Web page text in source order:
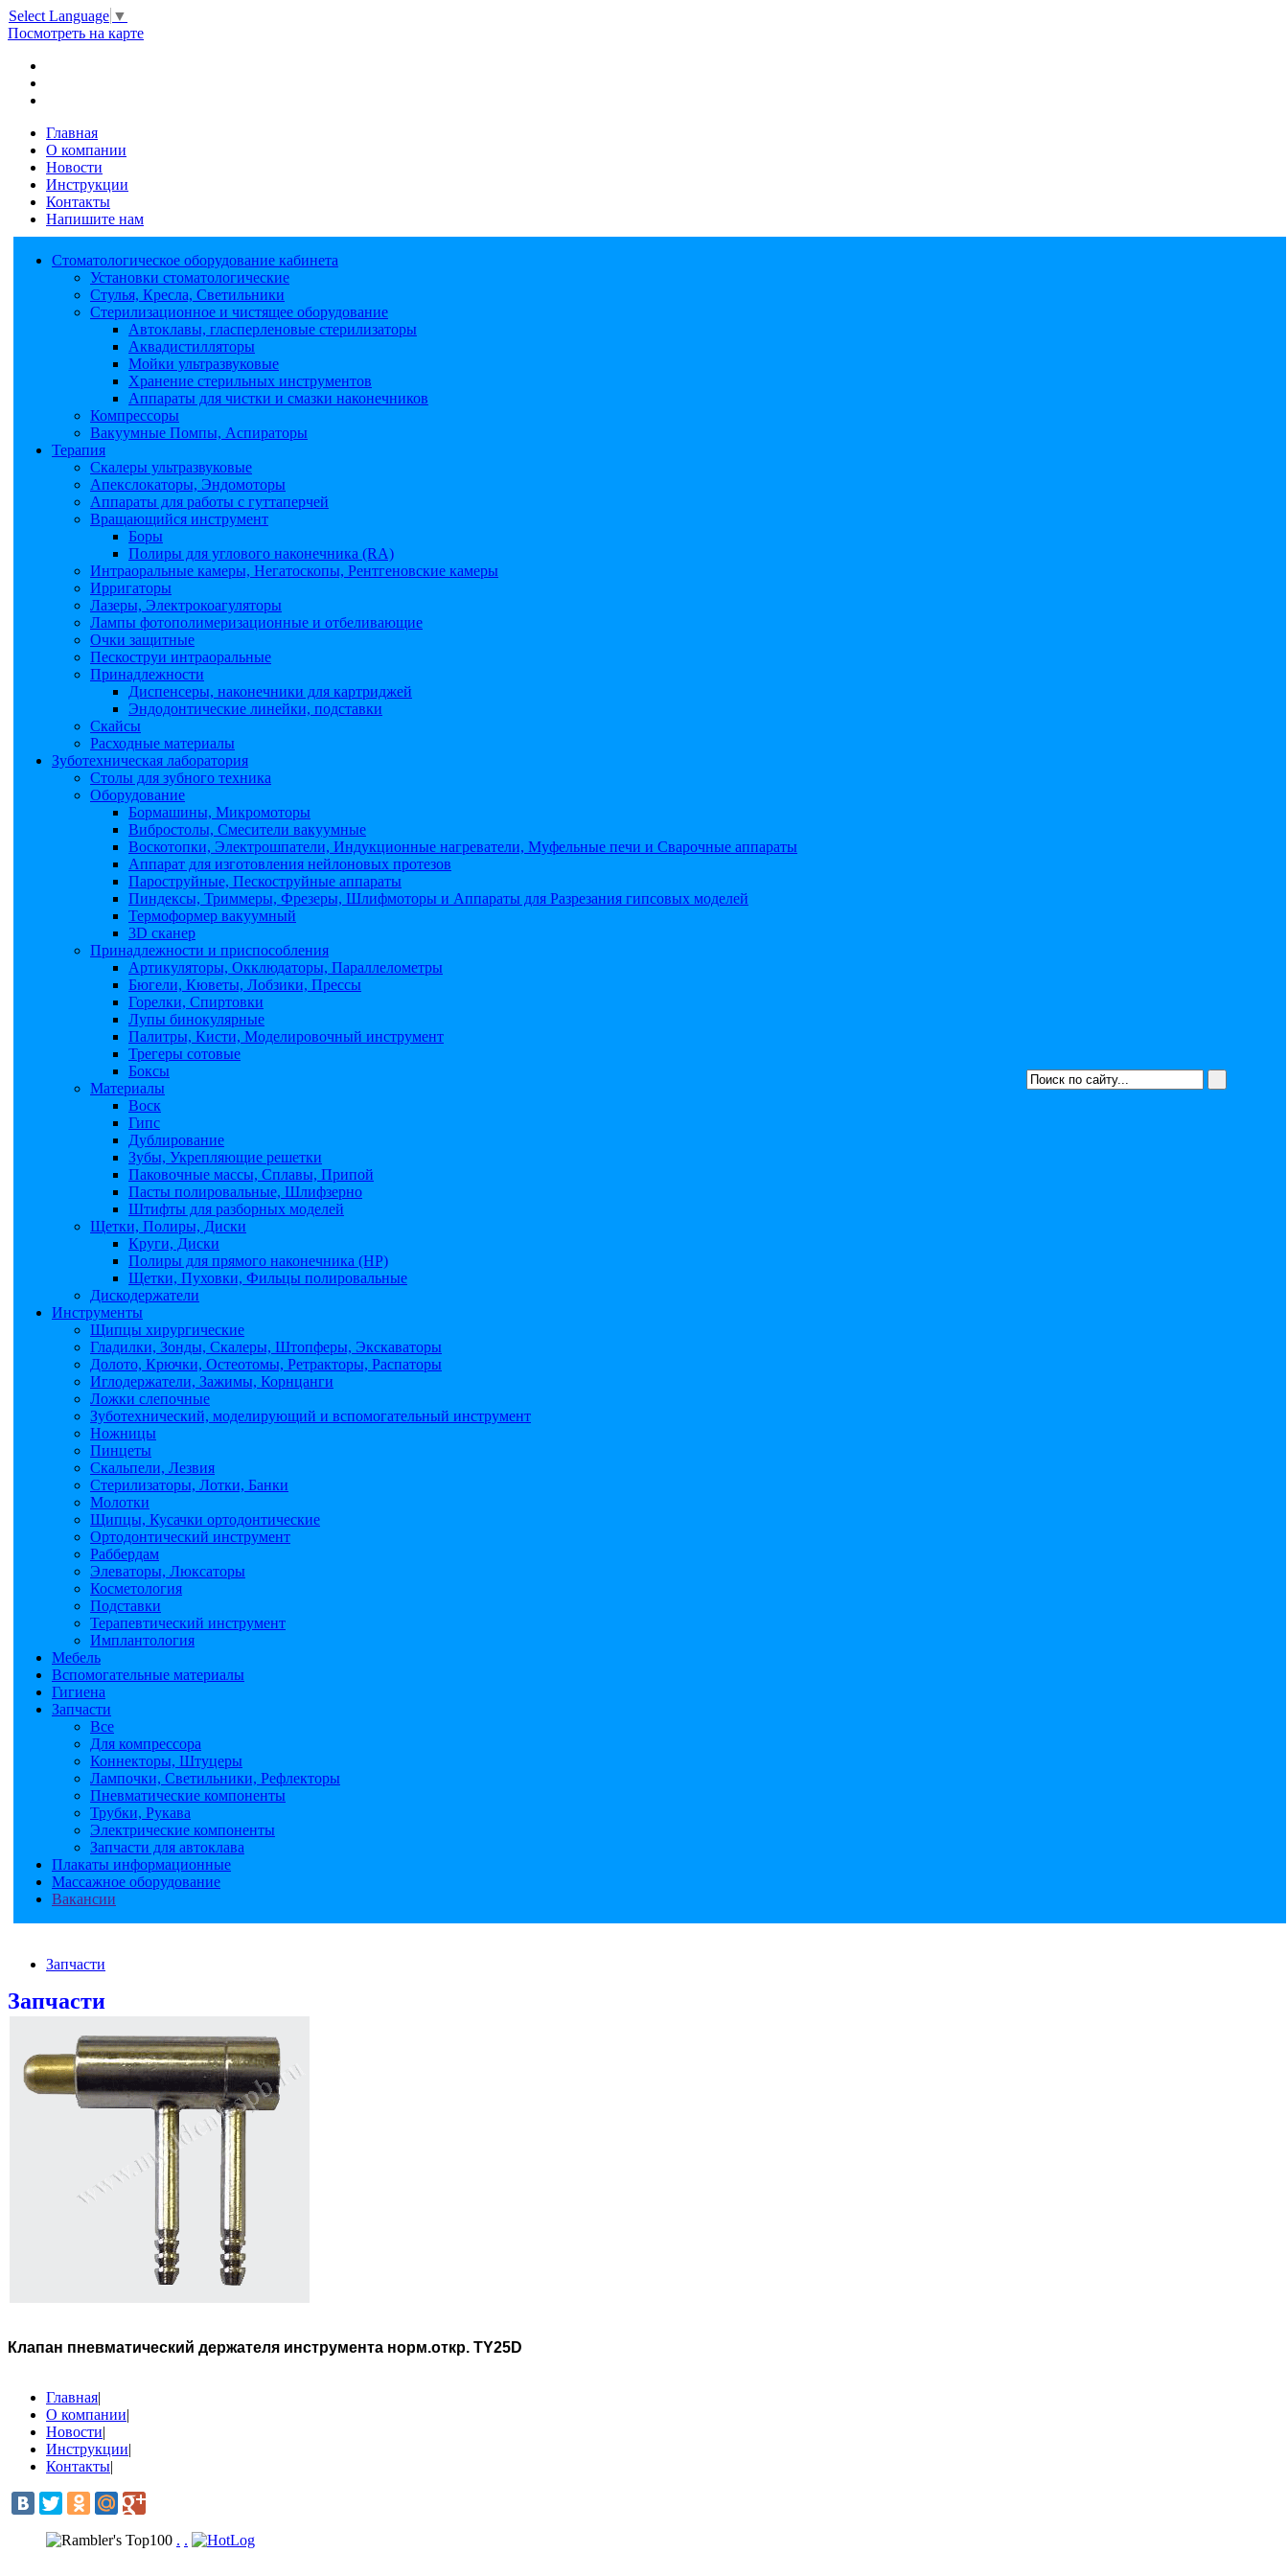
Select Language ▼
Посмотреть на карте
Главная
О компании
Новости
Инструкции
Контакты
Напишите нам
Стоматологическое оборудование кабинета
Установки стоматологические
Стулья, Кресла, Светильники
Стерилизационное и чистящее оборудование
Автоклавы, гласперленовые стерилизаторы
Аквадистилляторы
Мойки ультразвуковые
Хранение стерильных инструментов
Аппараты для чистки и смазки наконечников
Компрессоры
Вакуумные Помпы, Аспираторы
Терапия
Скалеры ультразвуковые
Апекслокаторы, Эндомоторы
Аппараты для работы с гуттаперчей
Вращающийся инструмент
Боры
Полиры для углового наконечника (RA)
Интраоральные камеры, Негатоскопы, Рентгеновские камеры
Ирригаторы
Лазеры, Электрокоагуляторы
Лампы фотополимеризационные и отбеливающие
Очки защитные
Пескоструи интраоральные
Принадлежности
Диспенсеры, наконечники для картриджей
Эндодонтические линейки, подставки
Скайсы
Расходные материалы
Зуботехническая лаборатория
Столы для зубного техника
Оборудование
Бормашины, Микромоторы
Вибростолы, Смесители вакуумные
Воскотопки, Электрошпатели, Индукционные нагреватели, Муфельные печи и Сварочные аппараты
Аппарат для изготовления нейлоновых протезов
Пароструйные, Пескоструйные аппараты
Пиндексы, Триммеры, Фрезеры, Шлифмоторы и Аппараты для Разрезания гипсовых моделей
Термоформер вакуумный
3D сканер
Принадлежности и приспособления
Артикуляторы, Окклюдаторы, Параллелометры
Бюгели, Кюветы, Лобзики, Прессы
Горелки, Спиртовки
Лупы бинокулярные
Палитры, Кисти, Моделировочный инструмент
Трегеры сотовые
Боксы
Материалы
Воск
Гипс
Дублирование
Зубы, Укрепляющие решетки
Паковочные массы, Сплавы, Припой
Пасты полировальные, Шлифзерно
Штифты для разборных моделей
Щетки, Полиры, Диски
Круги, Диски
Полиры для прямого наконечника (НР)
Щетки, Пуховки, Фильцы полировальные
Дискодержатели
Инструменты
Щипцы хирургические
Гладилки, Зонды, Скалеры, Штопферы, Экскаваторы
Долото, Крючки, Остеотомы, Ретракторы, Распаторы
Иглодержатели, Зажимы, Корнцанги
Ложки слепочные
Зуботехнический, моделирующий и вспомогательный инструмент
Ножницы
Пинцеты
Скальпели, Лезвия
Стерилизаторы, Лотки, Банки
Молотки
Щипцы, Кусачки ортодонтические
Ортодонтический инструмент
Раббердам
Элеваторы, Люксаторы
Косметология
Подставки
Терапевтический инструмент
Имплантология
Мебель
Вспомогательные материалы
Гигиена
Запчасти
Все
Для компрессора
Коннекторы, Штуцеры
Лампочки, Светильники, Рефлекторы
Пневматические компоненты
Трубки, Рукава
Электрические компоненты
Запчасти для автоклава
Плакаты информационные
Массажное оборудование
Вакансии
Запчасти
Запчасти
Клапан пневматический держателя инструмента норм.откр. TY25D
Главная|
О компании|
Новости|
Инструкции|
Контакты|
. .